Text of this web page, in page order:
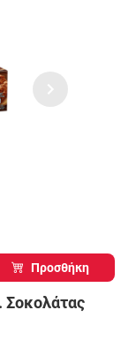
Προσθήκη